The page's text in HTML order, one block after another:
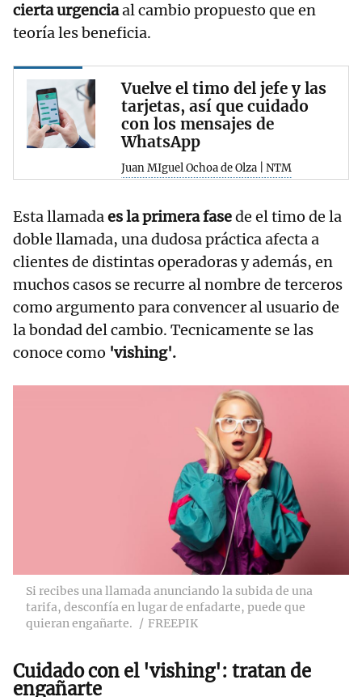
cierta urgenciaal cambio propuesto que en
teoría les beneficia.
Vuelve el timo del jefe y las
tarjetas, así que cuidado
con los mensajes de
WhatsApp
Juan MIguel Ochoa de Olza | NTM
Esta llamadaes la primera fasede el timo de la
doble llamada, una dudosa práctica afecta a
clientes de distintas operadoras y además, en
muchos casos se recurre al nombre de terceros
como argumento para convencer al usuario de
la bondad del cambio. Tecnicamente se las
conoce como 'vishing'.
Si recibes una llamada anunciando la subida de una
tarifa, desconfía en lugar de enfadarte, puede que
quieran engañarte.
FREEPIK
Cuidado con el 'vishing': tratan de
engañarte